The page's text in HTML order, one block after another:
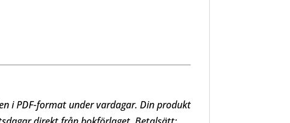
i PDF-format under vardagar. Din produkt